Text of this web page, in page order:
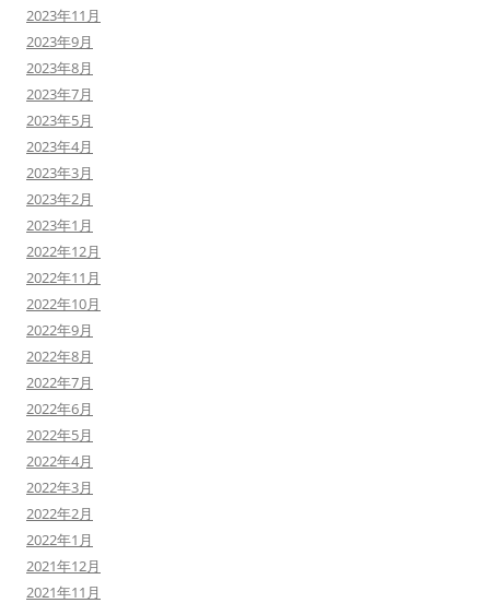
2023年11月
2023年9月
2023年8月
2023年7月
2023年5月
2023年4月
2023年3月
2023年2月
2023年1月
2022年12月
2022年11月
2022年10月
2022年9月
2022年8月
2022年7月
2022年6月
2022年5月
2022年4月
2022年3月
2022年2月
2022年1月
2021年12月
2021年11月